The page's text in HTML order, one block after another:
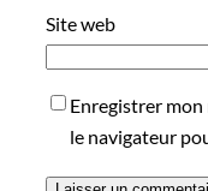
Site web
Enregistrer mon
le navigateur